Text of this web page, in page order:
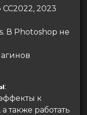
CC2022, 2023
В Photoshop не
:
к
также работать